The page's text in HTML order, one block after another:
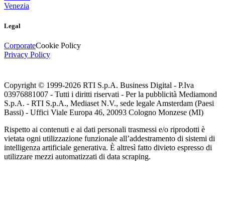
Venezia
Legal
CorporateCookie Policy
Privacy Policy
Copyright © 1999-2026 RTI S.p.A. Business Digital - P.Iva
03976881007 - Tutti i diritti riservati - Per la pubblicità Mediamond
S.p.A. - RTI S.p.A., Mediaset N.V., sede legale Amsterdam (Paesi
Bassi) - Uffici Viale Europa 46, 20093 Cologno Monzese (MI)
Rispetto ai contenuti e ai dati personali trasmessi e/o riprodotti è
vietata ogni utilizzazione funzionale all’addestramento di sistemi di
intelligenza artificiale generativa. È altresì fatto divieto espresso di
utilizzare mezzi automatizzati di data scraping.